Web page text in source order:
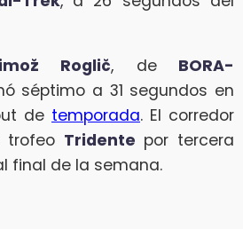
Roglič, deBORA-
séptimo a 31 segundos en
de temporada. El corredor
trofeo Tridente por tercera
final de la semana.